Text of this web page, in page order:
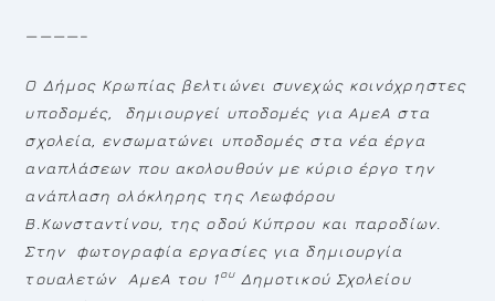
————–
Ο Δήμος Κρωπίας βελτιώνει συνεχώς κοινόχρηστες
υποδομές, δημιουργεί υποδομές για ΑμεΑ στα
σχολεία, ενσωματώνει υποδομές στα νέα έργα
αναπλάσεων που ακολουθούν με κύριο έργο την
ανάπλαση ολόκληρης της Λεωφόρου
Β.Κωνσταντίνου, της οδού Κύπρου και παροδίων.
Στην φωτογραφία εργασίες για δημιουργία
τουαλετών ΑμεΑ του 1ουΔημοτικού Σχολείου